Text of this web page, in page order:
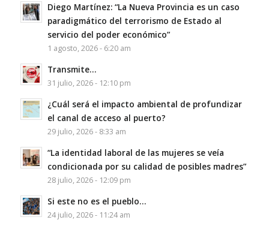
Diego Martínez: “La Nueva Provincia es un caso
paradigmático del terrorismo de Estado al
servicio del poder económico”
1 agosto, 2026 - 6:20 am
Transmite…
31 julio, 2026 - 12:10 pm
¿Cuál será el impacto ambiental de profundizar
el canal de acceso al puerto?
29 julio, 2026 - 8:33 am
“La identidad laboral de las mujeres se veía
condicionada por su calidad de posibles madres”
28 julio, 2026 - 12:09 pm
Si este no es el pueblo…
24 julio, 2026 - 11:24 am